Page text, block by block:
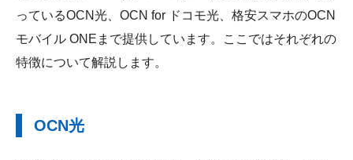
っているOCN光、OCN for ドコモ光、格安スマホのOCN
モバイル ONEまで提供しています。ここではそれぞれの
特徴について解説します。
OCN光